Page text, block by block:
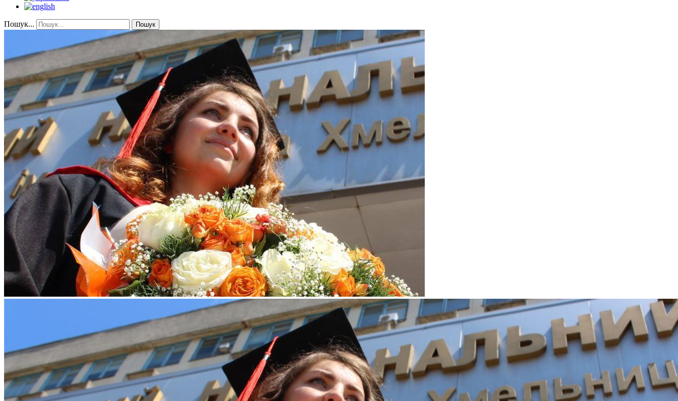
Пошук... Пошук